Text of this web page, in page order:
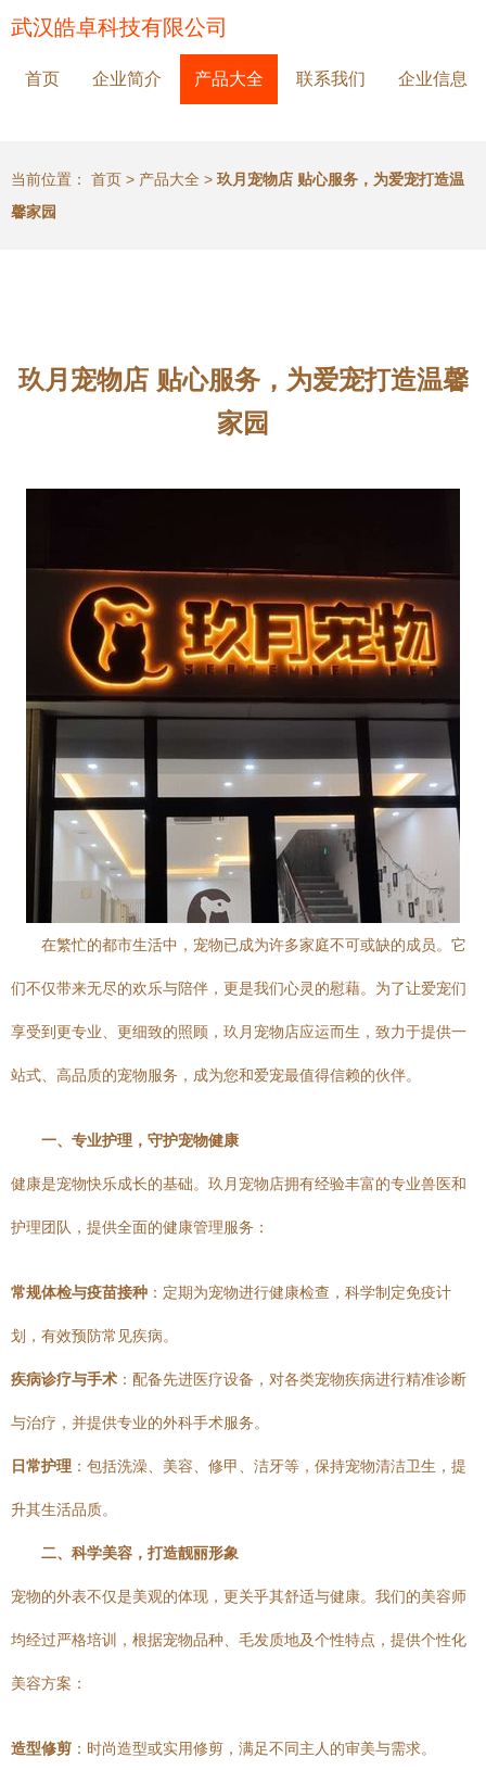
武汉皓卓科技有限公司
首页 企业简介 产品大全 联系我们 企业信息
当前位置： 首页 > 产品大全 > 玖月宠物店 贴心服务，为爱宠打造温
馨家园
玖月宠物店 贴心服务，为爱宠打造温馨
家园
在繁忙的都市生活中，宠物已成为许多家庭不可或缺的成员。它
们不仅带来无尽的欢乐与陪伴，更是我们心灵的慰藉。为了让爱宠们
享受到更专业、更细致的照顾，玖月宠物店应运而生，致力于提供一
站式、高品质的宠物服务，成为您和爱宠最值得信赖的伙伴。
一、专业护理，守护宠物健康
健康是宠物快乐成长的基础。玖月宠物店拥有经验丰富的专业兽医和
护理团队，提供全面的健康管理服务：
常规体检与疫苗接种 ：定期为宠物进行健康检查，科学制定免疫计
划，有效预防常见疾病。
疾病诊疗与手术 ：配备先进医疗设备，对各类宠物疾病进行精准诊断
与治疗，并提供专业的外科手术服务。
日常护理 ：包括洗澡、美容、修甲、洁牙等，保持宠物清洁卫生，提
升其生活品质。
二、科学美容，打造靓丽形象
宠物的外表不仅是美观的体现，更关乎其舒适与健康。我们的美容师
均经过严格培训，根据宠物品种、毛发质地及个性特点，提供个性化
美容方案：
造型修剪 ：时尚造型或实用修剪，满足不同主人的审美与需求。